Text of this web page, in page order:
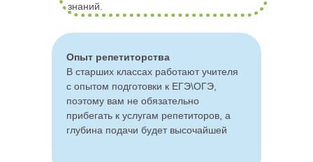
знаний.
Опыт репетиторства
В старших классах работают учителя
с опытом подготовки к ЕГЭ\ОГЭ,
поэтому вам не обязательно
прибегать к услугам репетиторов, а
глубина подачи будет высочайшей